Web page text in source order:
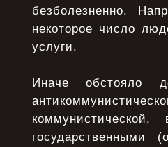
безболезненно.
некоторое число
услуги.
Иначе обстояло